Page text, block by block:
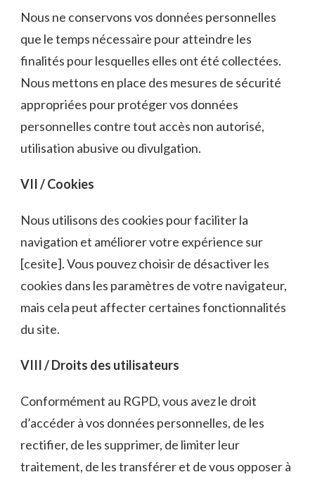
Nous ne conservons vos données personnelles
que le temps nécessaire pour atteindre les
finalités pour lesquelles elles ont été collectées.
Nous mettons en place des mesures de sécurité
appropriées pour protéger vos données
personnelles contre tout accès non autorisé,
utilisation abusive ou divulgation.
VII / Cookies
Nous utilisons des cookies pour faciliter la
navigation et améliorer votre expérience sur
[cesite]. Vous pouvez choisir de désactiver les
cookies dans les paramètres de votre navigateur,
mais cela peut affecter certaines fonctionnalités
du site.
VIII / Droits des utilisateurs
Conformément au RGPD, vous avez le droit
d’accéder à vos données personnelles, de les
rectifier, de les supprimer, de limiter leur
traitement, de les transférer et de vous opposer à